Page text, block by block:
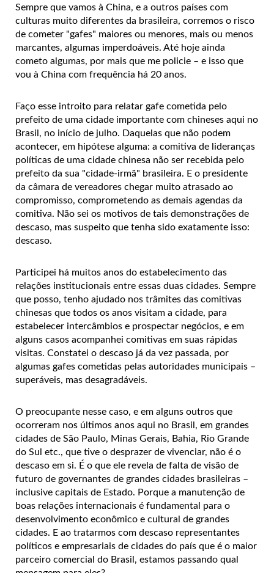
Sempre que vamos à China, e a outros países com
culturas muito diferentes da brasileira, corremos o risco
de cometer "gafes" maiores ou menores, mais ou menos
marcantes, algumas imperdoáveis. Até hoje ainda
cometo algumas, por mais que me policie – e isso que
vou à China com frequência há 20 anos.
Faço esse introito para relatar gafe cometida pelo
prefeito de uma cidade importante com chineses aqui no
Brasil, no início de julho. Daquelas que não podem
acontecer, em hipótese alguma: a comitiva de lideranças
políticas de uma cidade chinesa não ser recebida pelo
prefeito da sua "cidade-irmã" brasileira. E o presidente
da câmara de vereadores chegar muito atrasado ao
compromisso, comprometendo as demais agendas da
comitiva. Não sei os motivos de tais demonstrações de
descaso, mas suspeito que tenha sido exatamente isso:
descaso.
Participei há muitos anos do estabelecimento das
relações institucionais entre essas duas cidades. Sempre
que posso, tenho ajudado nos trâmites das comitivas
chinesas que todos os anos visitam a cidade, para
estabelecer intercâmbios e prospectar negócios, e em
alguns casos acompanhei comitivas em suas rápidas
visitas. Constatei o descaso já da vez passada, por
algumas gafes cometidas pelas autoridades municipais –
superáveis, mas desagradáveis.
O preocupante nesse caso, e em alguns outros que
ocorreram nos últimos anos aqui no Brasil, em grandes
cidades de São Paulo, Minas Gerais, Bahia, Rio Grande
do Sul etc., que tive o desprazer de vivenciar, não é o
descaso em si. É o que ele revela de falta de visão de
futuro de governantes de grandes cidades brasileiras –
inclusive capitais de Estado. Porque a manutenção de
boas relações internacionais é fundamental para o
desenvolvimento econômico e cultural de grandes
cidades. E ao tratarmos com descaso representantes
políticos e empresariais de cidades do país que é o maior
parceiro comercial do Brasil, estamos passando qual